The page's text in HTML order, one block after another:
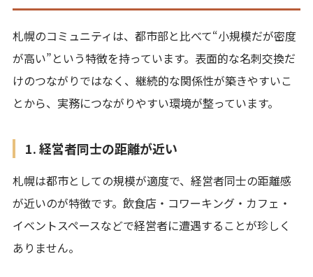
札幌のコミュニティは、都市部と比べて“小規模だが密度
が高い”という特徴を持っています。表面的な名刺交換だ
けのつながりではなく、継続的な関係性が築きやすいこ
とから、実務につながりやすい環境が整っています。
1. 経営者同士の距離が近い
札幌は都市としての規模が適度で、経営者同士の距離感
が近いのが特徴です。飲食店・コワーキング・カフェ・
イベントスペースなどで経営者に遭遇することが珍しく
ありません。